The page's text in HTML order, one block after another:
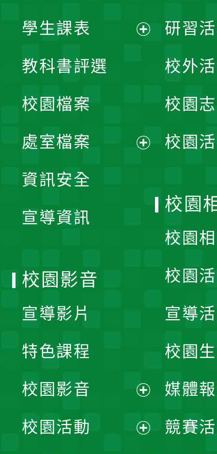
學生課表
單
教科書評選
校園檔案
處室檔案
資訊安全
宣導資訊
研習
校外
校園
校園
校園
校園
校園
宣導
校園
媒體
競賽
校園影音
宣導影片
特色課程
校園影音
開
校園活動